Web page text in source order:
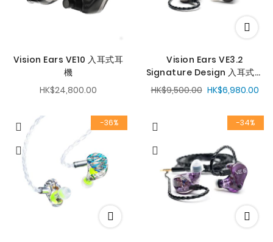
Vision Ears VE10 入耳式耳
機
HK$24,800.00
Vision Ears VE3.2
Signature Design 入耳式耳
機HK$6,980.00
HK$9,500.00
-36% -34%